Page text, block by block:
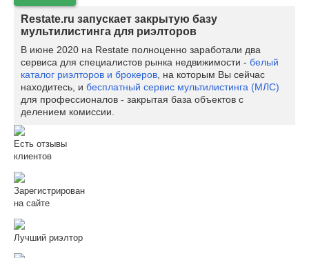
Restate.ru запускает закрытую базу
мультилистинга для риэлторов
В июне 2020 на Restate полноценно заработали два
сервиса для специалистов рынка недвижимости - белый
каталог риэлторов и брокеров , на которым Вы сейчас
находитесь, и бесплатный сервис мультилистинга (МЛС)
для профессионалов - закрытая база объектов с
делением комиссии.
Есть отзывы
клиентов
Зарегистрирован
на сайте
Лучший риэлтор